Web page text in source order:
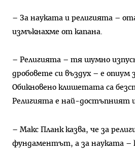
– За науката и религията –
измъкнахме от капана.
– Религията – тя шумно
дробовете си въздух – е опиум
Обикновено клишетата са
Религията е най-достъпният
– Макс Планк казва, че за
фундаментът, а за науката –